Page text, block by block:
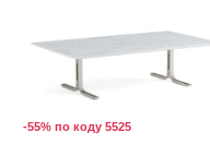
-55% по коду 5525